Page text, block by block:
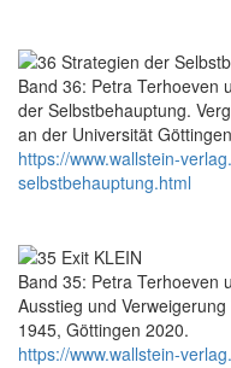
Band 36: Petra Terhoeven
der Selbstbehauptung.
an der Universität
https://www.wallstein-
selbstbehauptung.html
Band 35: Petra Terhoeven
Ausstieg und
1945, Göttingen 2020.
https://www.wallstein-